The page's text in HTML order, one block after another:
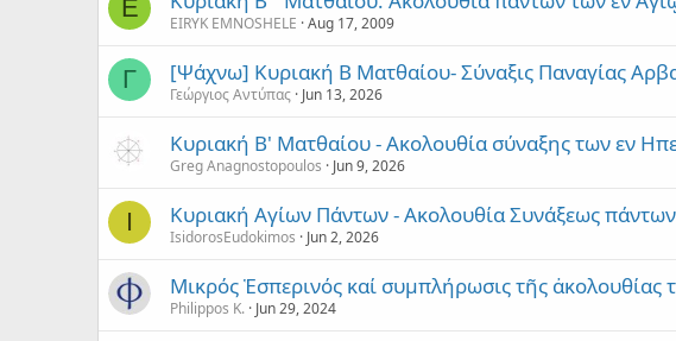
E
EIRYK EMNOSHELE Aug 17, 2009
Γ [Ψάχνω] Κυριακή Β Ματθαίου- Σύναξις Παναγίας
Γεώργιος Αντύπας Jun 13, 2026
Κυριακή Β' Ματθαίου - Ακολουθία σύναξης των εν
Greg Anagnostopoulos Jun 9, 2026
I Κυριακή Αγίων Πάντων - Ακολουθία Συνάξεως
IsidorosEudokimos Jun 2, 2026
Μικρός Ἑσπερινός καί συμπλήρωσις τῆς
Philippos K. Jun 29, 2024